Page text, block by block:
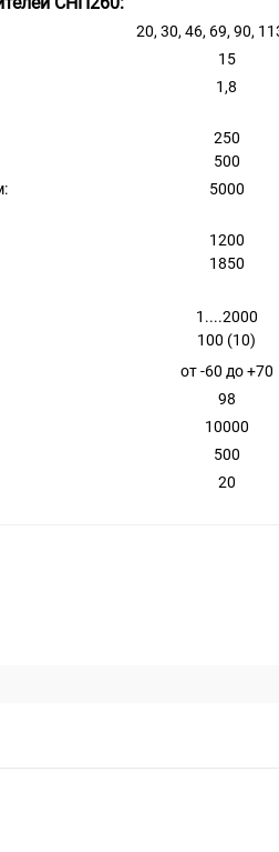
20, 30, 46, 69, 90,
15
1,8
250
500
5000
1200
1850
1....2000
100 (10)
от -60 до +70
98
10000
500
20